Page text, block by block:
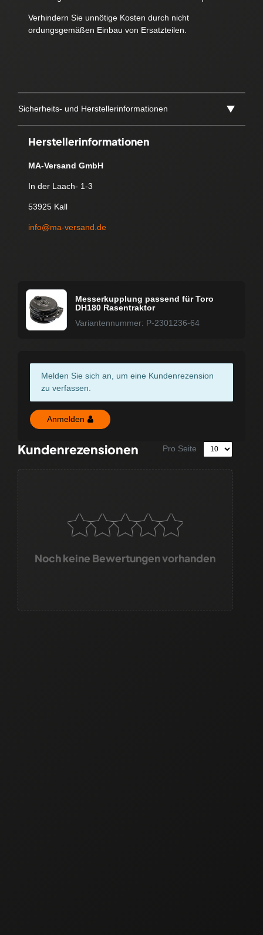
Verhindern Sie unnötige Kosten durch nicht
ordungsgemäßen Einbau von Ersatzteilen.
Sicherheits- und Herstellerinformationen
Herstellerinformationen
MA-Versand GmbH
In der Laach- 1-3
53925 Kall
info@ma-versand.de
Messerkupplung passend für Toro
DH180 Rasentraktor
Variantennummer: P-2301236-64
Melden Sie sich an, um eine Kundenrezension
zu verfassen.
Anmelden
Kundenrezensionen Pro Seite
Noch keine Bewertungen vorhanden